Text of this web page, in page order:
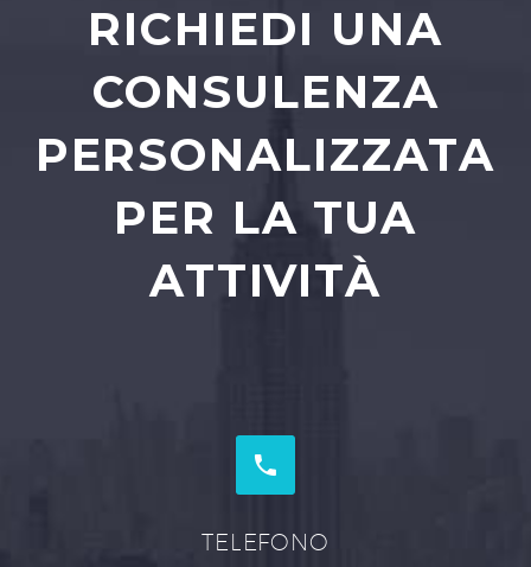
RICHIEDI UNA
CONSULENZA
PERSONALIZZATA
PER LA TUA
ATTIVITÀ


TELEFONO